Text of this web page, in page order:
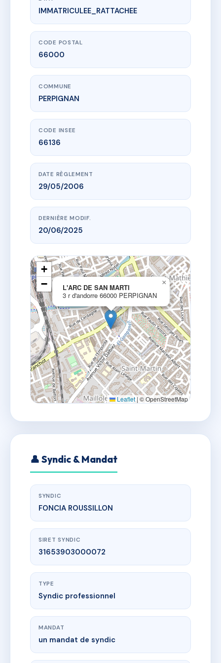
www.vme.plus/AC6476360
L'ARC DE SAN MARTI
3 r d'andorre66000 PERPIGNAN
IMMATRICULEE_RATTACHEE
CODE POSTAL
66000
COMMUNE
PERPIGNAN
CODE INSEE
66136
DATE RÈGLEMENT
29/05/2006
DERNIÈRE MODIF.
20/06/2025
L'ARC DE SAN MARTI
3 r d'andorre 66000 PERPIGNAN
×
+
−
Leaflet |© OpenStreetMap
👤 Syndic & Mandat
SYNDIC
FONCIA ROUSSILLON
SIRET SYNDIC
31653903000072
TYPE
Syndic professionnel
MANDAT
un mandat de syndic